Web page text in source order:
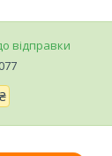
відправки